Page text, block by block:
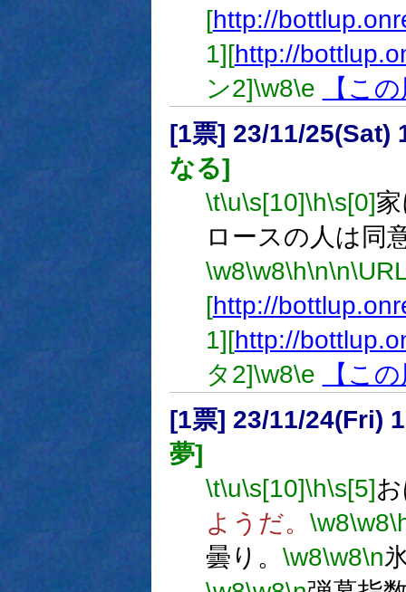
[http://
1][http://
ン2]\w8\e
【こ
[1票] 23/11/25(Sat)
なる]
\t\u\s[10]\h\s[0]
ロースの人は同
\w8\w8\h\n\n
[http://
1][http://
タ2]\w8\e
【こ
[1票] 23/11/24(Fri)
夢]
\t\u\s[10]\h\s[5]
ようだ。 \w8\w8
曇り。 \w8\w8\n